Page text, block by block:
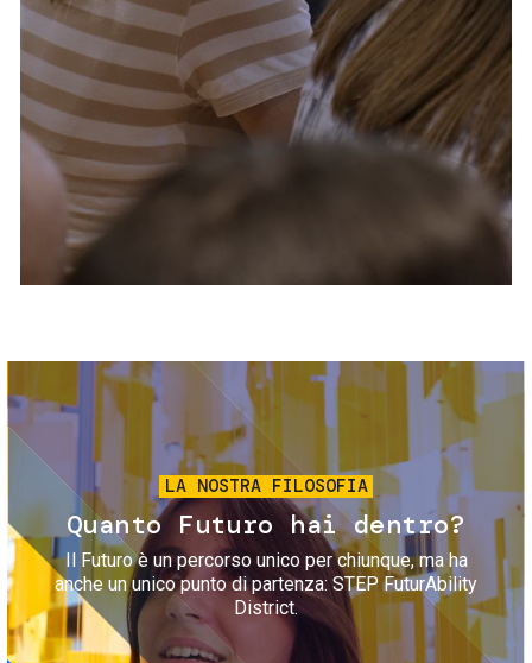
Servizi e accessibilità
Contatti
FAQ
Biglietti
Immagine
LA NOSTRA FILOSOFIA
Quanto Futuro hai dentro?
Il Futuro è un percorso unico per chiunque, ma ha
anche un unico punto di partenza: STEP FuturAbility
District.